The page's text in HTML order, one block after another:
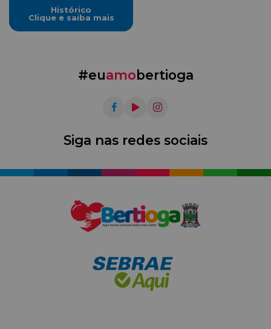
Histórico
Clique e saiba mais
#euamobertioga
Siga nas redes sociais